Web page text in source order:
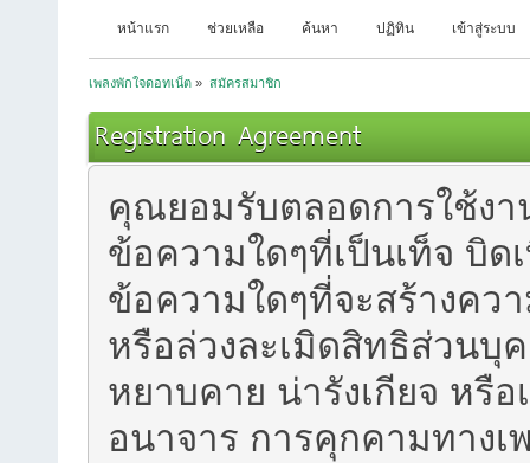
หน้าแรก ช่วยเหลือ ค้นหา ปฏิทิน เข้าสู่ระบบ
เพลงพักใจดอทเน็ต » สมัครสมาชิก
Registration Agreement
คุณยอมรับตลอดการใช้ง
ข้อความใดๆที่เป็นเท็จ บิ
ข้อความใดๆที่จะสร้างค
หรือล่วงละเมิดสิทธิส่วนบุ
หยาบคาย น่ารังเกียจ หรื
อนาจาร การคุกคามทางเ